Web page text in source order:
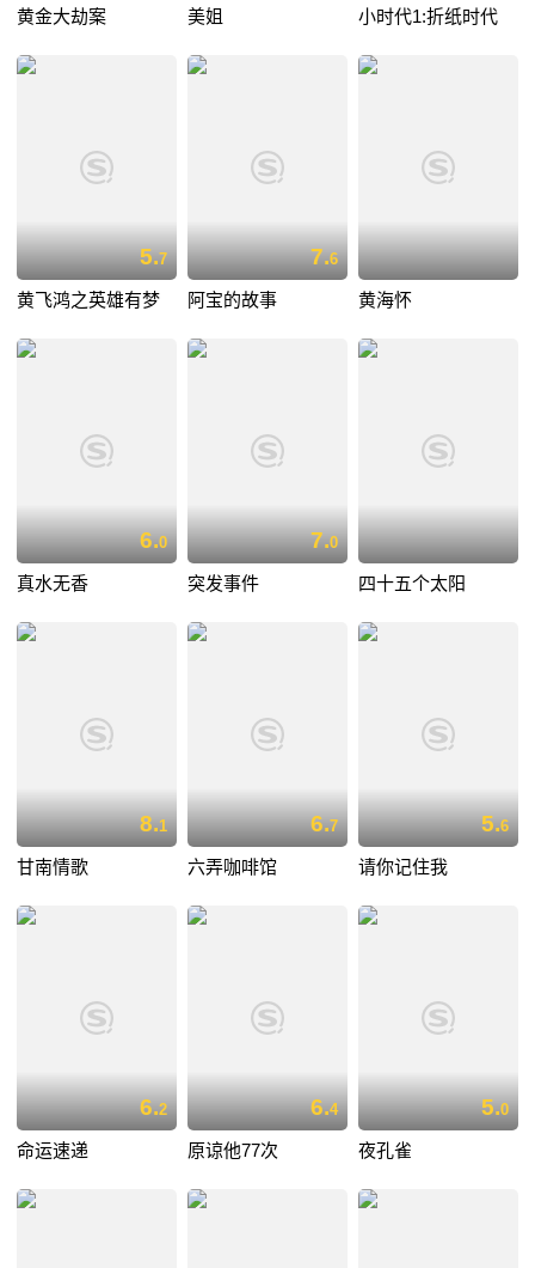
黄金大劫案 美姐 小时代1:折纸时代
5.7
黄飞鸿之英雄有梦
7.6
阿宝的故事 黄海怀
6.0
真水无香
7.0
突发事件 四十五个太阳
8.1
甘南情歌
6.7
六弄咖啡馆
5.6
请你记住我
6.2
命运速递
6.4
原谅他77次
5.0
夜孔雀